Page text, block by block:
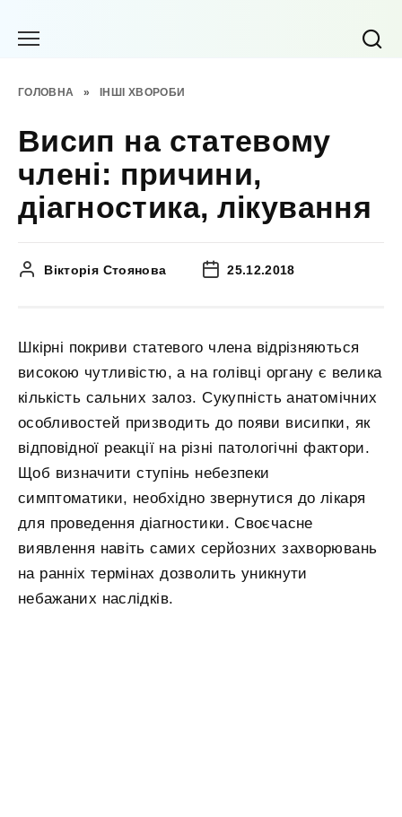
ГОЛОВНА » ІНШІ ХВОРОБИ
Висип на статевому
члені: причини,
діагностика, лікування
Вікторія Стоянова 25.12.2018
Шкірні покриви статевого члена відрізняються
високою чутливістю, а на голівці органу є велика
кількість сальних залоз. Сукупність анатомічних
особливостей призводить до появи висипки, як
відповідної реакції на різні патологічні фактори.
Щоб визначити ступінь небезпеки
симптоматики, необхідно звернутися до лікаря
для проведення діагностики. Своєчасне
виявлення навіть самих серйозних захворювань
на ранніх термінах дозволить уникнути
небажаних наслідків.